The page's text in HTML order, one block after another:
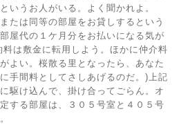
いうお人がいる。よく聞かれよ。
たは同等の部屋をお貸しするという
屋代の１ケ月分をお払いになる気が
は敷金に転用しよう。ほかに仲介料
よい。桜散る里となったら、あなた
手間料としてさしあげるのだ。)上記
駆け込んで、掛け合ってごらん。オ
する部屋は、３０５号室と４０５号